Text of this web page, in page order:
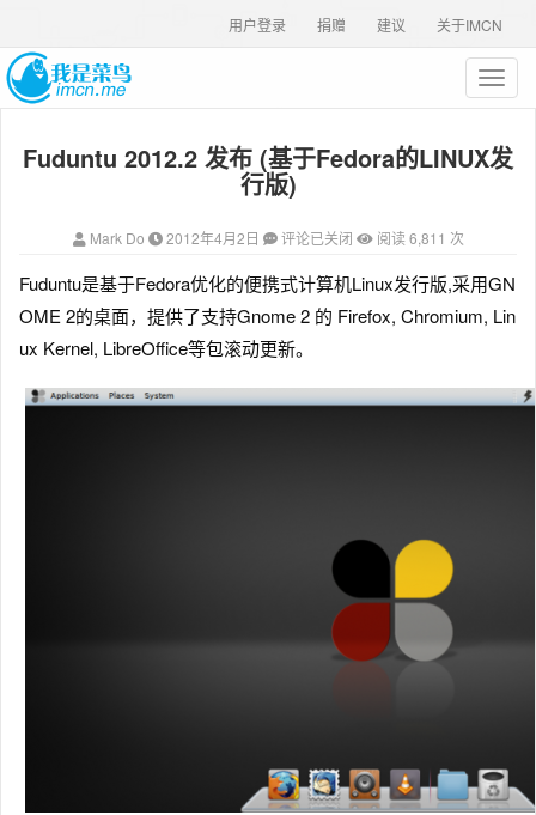
关于IMCN
建议
捐赠
用户登录
T
o
g
v
i
g
i
Fuduntu 2012.2 发布 (基于Fedora的LINUX发
行版)
Mark Do 2012年4月2日 评论已关闭 阅读 6,811 次
Fuduntu是基于Fedora优化的便携式计算机Linux发行版,采用GN
OME 2的桌面，提供了支持Gnome 2 的 Firefox, Chromium, Lin
ux Kernel, LibreOffice等包滚动更新。